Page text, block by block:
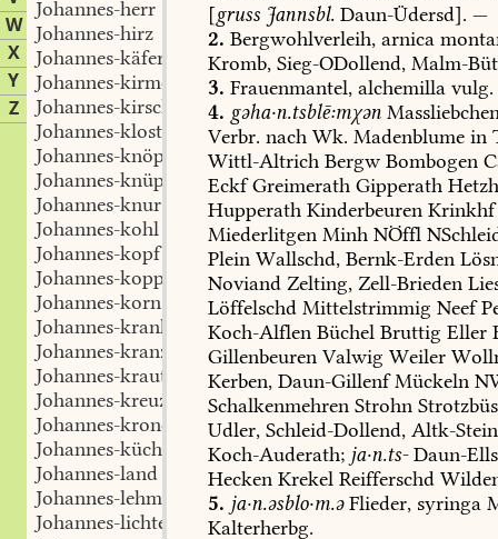
W
X
Y
Z
Johannes-herr
Johannes-hirz
Johannes-käferchen
Johannes-kirmes
Johannes-kirschen
Johannes-klostern
Johannes-knöpfchen
Johannes-knüppel
Johannes-knursche(l)n
Johannes-kohl
Johannes-kopf
Johannes-koppeln
Johannes-korn
Johannes-krankheit
Johannes-kranz
Johannes-kraut
Johannes-kreuz
Johannes-krone
Johannes-küche
Johannes-land
Johannes-lehm
Johannes-lichten
[gruss Jannsbl. Daun-Üdersd]. —
2. Bergwohlverleih, arnica
Kromb, Sieg-ODollend, Malm-
3. Frauenmantel, alchemilla vulg.
4. gəha·n.tsblē:mχən
Verbr. nach Wk. Madenblume in
Wittl-Altrich Bergw Bombogen
Eckf Greimerath Gipperath
Hupperath Kinderbeuren Krinkhf
Miederlitgen Minh NÖffl
Plein Wallschd, Bernk-Erden
Noviand Zelting, Zell-Brieden
Löffelschd Mittelstrimmig Neef
Koch-Alflen Büchel Bruttig Eller
Gillenbeuren Valwig Weiler
Kerben, Daun-Gillenf Mückeln
Schalkenmehren Strohn
Udler, Schleid-Dollend, Altk-
Koch-Auderath; ja·n.ts- Daun-
Hecken Krekel Reifferschd
5. ja·n.əsblo·m.əFlieder, syringa
Kalterherbg.